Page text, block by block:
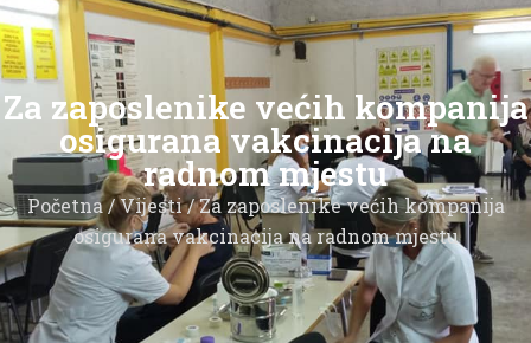
Za zaposlenike većih kompanija
osigurana vakcinacija na
radnom mjestu
Početna/Vijesti/ Za zaposlenike većih kompanija
osigurana vakcinacija na radnom mjestu